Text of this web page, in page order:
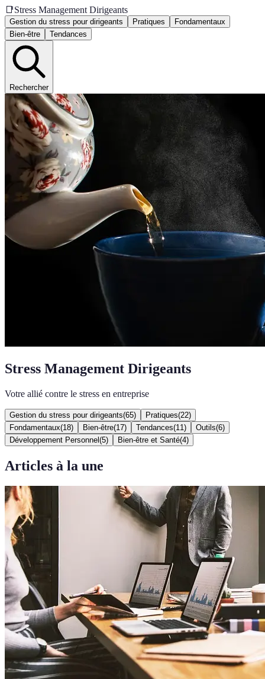
📑Stress Management Dirigeants
Gestion du stress pour dirigeants Pratiques
Fondamentaux
Bien-être
Tendances
Rechercher
Stress Management Dirigeants
Votre allié contre le stress en entreprise
Gestion du stress pour dirigeants(65) Pratiques(22)
Fondamentaux(18) Bien-être(17) Tendances(11 ) Outils(6)
Développement Personnel (5) Bien-être et Santé(4)
Articles à la une